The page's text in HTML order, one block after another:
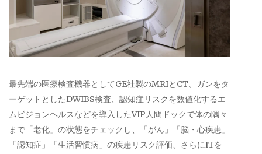
最先端の医療検査機器としてGE社製のMRIとCT、ガンをタ
ーゲットとしたDWIBS検査、認知症リスクを数値化するエ
ムビジョンヘルスなどを導入したVIP人間ドックで体の隅々
まで「老化」の状態をチェックし、「がん」「脳・心疾患」
「認知症」「生活習慣病」の疾患リスク評価、さらにITを